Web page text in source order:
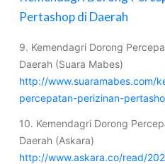
Pertashop di Daerah
9. Kemendagri Dorong
Daerah (Suara Mabes)
http://www.suaramabes.com/
percepatan-perizinan-
10. Kemendagri Dorong
Daerah (Askara)
http://www.askara.co/read/